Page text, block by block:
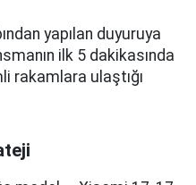
yapılan duyuruya
ilk 5 dakikasında
rakamlara ulaştığı